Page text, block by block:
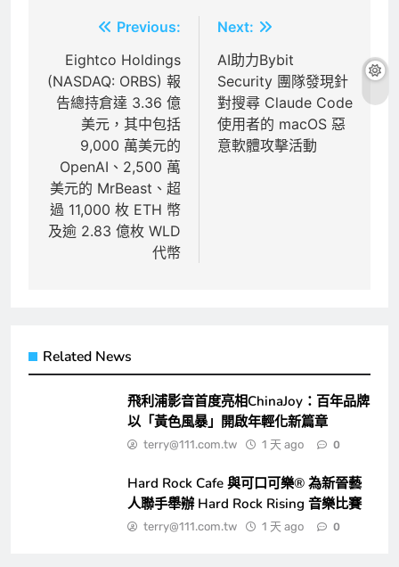
章
導
Previous:
Eightco Holdings
(NASDAQ: ORBS) 報
告總持倉達 3.36 億
美元，其中包括
9,000 萬美元的
OpenAI、2,500 萬
美元的 MrBeast、超
過 11,000 枚 ETH 幣
及逾 2.83 億枚 WLD
代幣
Next:
AI助力Bybit
Security 團隊發現針
對搜尋 Claude Code
使用者的 macOS 惡
意軟體攻擊活動
Related News
飛利浦影音首度亮相ChinaJoy：百年品牌
以「黃色風暴」開啟年輕化新篇章
terry@111.com.tw 1 天 ago 0
Hard Rock Cafe 與可口可樂® 為新晉藝
人聯手舉辦 Hard Rock Rising 音樂比賽
terry@111.com.tw 1 天 ago 0